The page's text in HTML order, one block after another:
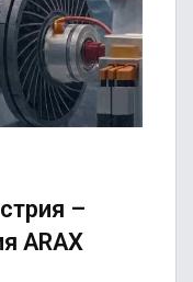
–
ARAX